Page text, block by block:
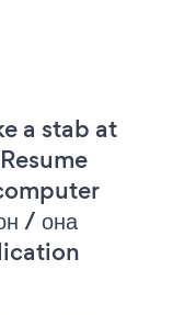
a stab at
/ она